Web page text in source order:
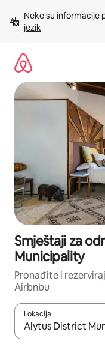
sadržaj
Neke su informacije
jezik
Smještaji za
Municipality
Pronađite i
Airbnbu
Lokacija
Kada budu